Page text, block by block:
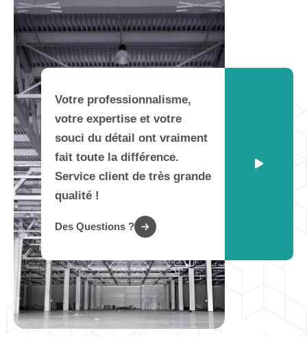
Votre professionnalisme,
votre expertise et votre
souci du détail ont vraiment
fait toute la différence.
Service client de très grande
qualité !
Des Questions ?